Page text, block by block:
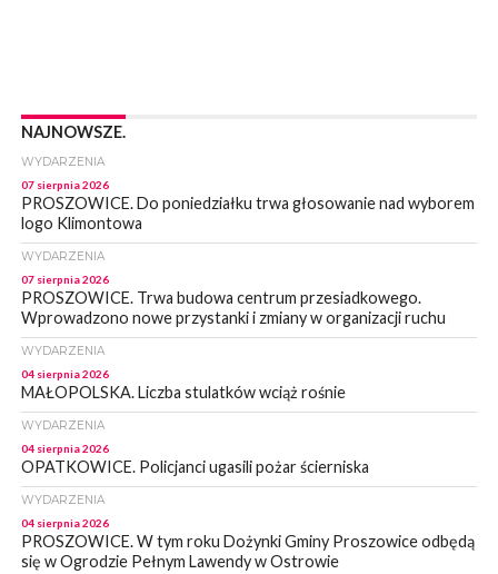
NAJNOWSZE.
WYDARZENIA
07 sierpnia 2026
PROSZOWICE. Do poniedziałku trwa głosowanie nad wyborem
logo Klimontowa
WYDARZENIA
07 sierpnia 2026
PROSZOWICE. Trwa budowa centrum przesiadkowego.
Wprowadzono nowe przystanki i zmiany w organizacji ruchu
WYDARZENIA
04 sierpnia 2026
MAŁOPOLSKA. Liczba stulatków wciąż rośnie
WYDARZENIA
04 sierpnia 2026
OPATKOWICE. Policjanci ugasili pożar ścierniska
WYDARZENIA
04 sierpnia 2026
PROSZOWICE. W tym roku Dożynki Gminy Proszowice odbędą
się w Ogrodzie Pełnym Lawendy w Ostrowie